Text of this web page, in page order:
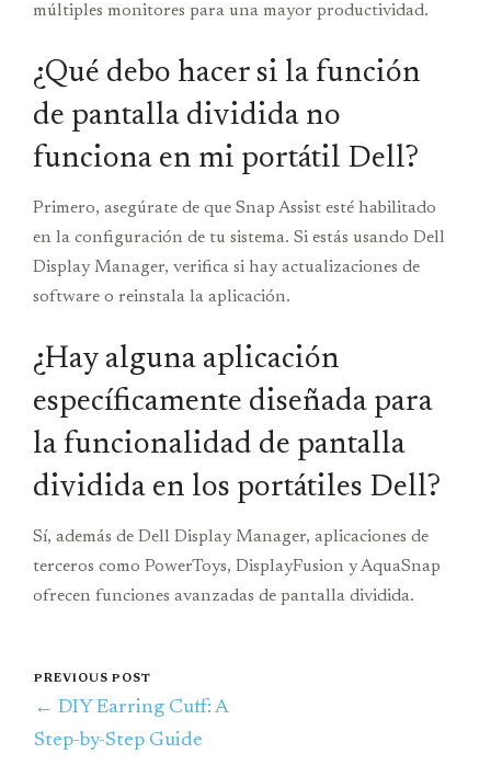
múltiples monitores para una mayor productividad.
¿Qué debo hacer si la función
de pantalla dividida no
funciona en mi portátil Dell?
Primero, asegúrate de que Snap Assist esté habilitado
en la configuración de tu sistema. Si estás usando Dell
Display Manager, verifica si hay actualizaciones de
software o reinstala la aplicación.
¿Hay alguna aplicación
específicamente diseñada para
la funcionalidad de pantalla
dividida en los portátiles Dell?
Sí, además de Dell Display Manager, aplicaciones de
terceros como PowerToys, DisplayFusion y AquaSnap
ofrecen funciones avanzadas de pantalla dividida.
PREVIOUS POST
← DIY Earring Cuff: A
Step-by-Step Guide